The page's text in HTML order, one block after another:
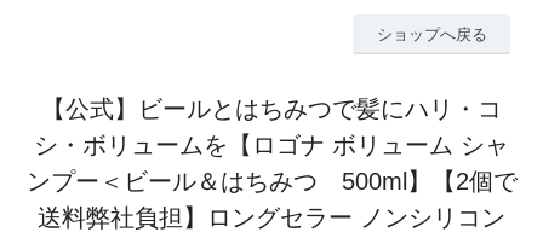
ショップへ戻る
【公式】ビールとはちみつで髪にハリ・コ
シ・ボリュームを【ロゴナ ボリューム シャ
ンプー＜ビール＆はちみつ 500ml】【2個で
送料弊社負担】ロングセラー ノンシリコン